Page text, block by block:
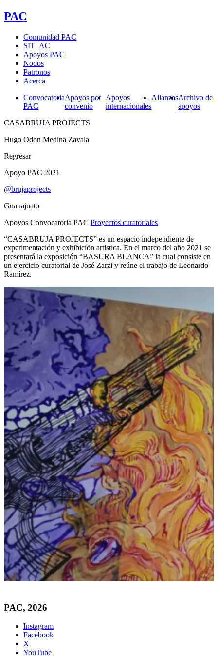
PAC
Comunidad PAC
SIT_AC
Apoyos PAC
Nodos
Patronos
Acerca
Convocatoria
PAC
Apoyos por
convenio
Apoyos
internacionales
AlianzasArchivo de
apoyos
CASABRUJA PROJECTS
Hugo Odon Medina Zavala
Regresar
Apoyo PAC 2021
@brujaprojects
Guanajuato
Apoyos Convocatoria PAC Proyectos curatoriales
“CASABRUJA PROJECTS” es un espacio independiente de
experimentación y exhibición artística. En el marco del año 2021 se
presentará la exposición “BASURA BLANCA” la cual consiste en
un ejercicio curatorial de José Zarzi y reúne el trabajo de Leonardo
Ramírez.
PAC, 2026
Instagram
Facebook
X
YouTube